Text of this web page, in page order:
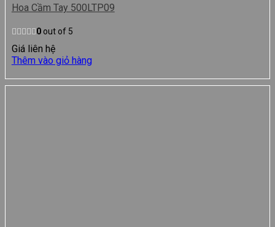
Hoa Cầm Tay 500LTP09
0out of 5
Giá liên hệ
Thêm vào giỏ hàng